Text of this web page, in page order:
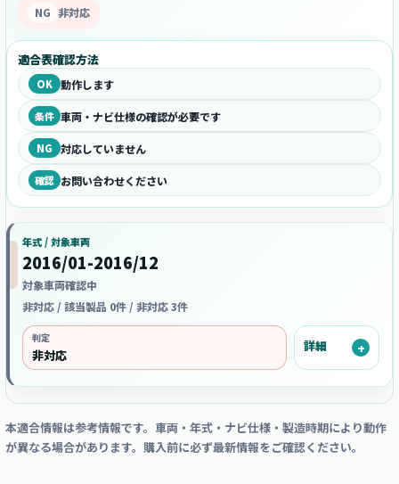
NG 非対応
適合表確認方法
OK 動作します
条件 車両・ナビ仕様の確認が必要です
NG 対応していません
確認 お問い合わせください
年式 / 対象車両
2016/01-2016/12
対象車両確認中
非対応 / 該当製品 0件 / 非対応 3件
判定
非対応
詳細
本適合情報は参考情報です。車両・年式・ナビ仕様・製造時期により動作
が異なる場合があります。購入前に必ず最新情報をご確認ください。